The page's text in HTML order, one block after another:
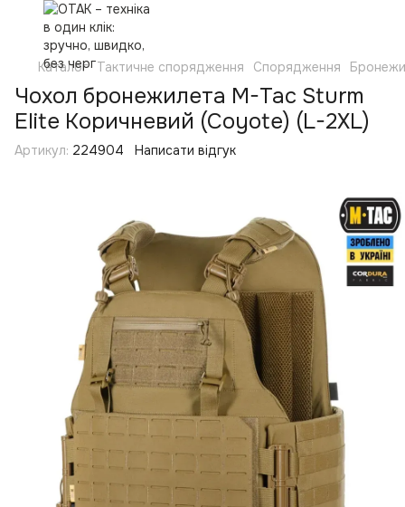
Каталог Тактичне спорядження Спорядження
Чохол бронежилета M-Tac Sturm
Elite Коричневий (Coyote) (L-2XL)
Артикул: 224904 Написати відгук